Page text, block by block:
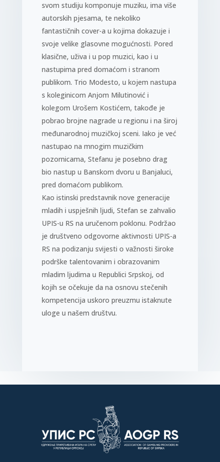
svom studiju komponuje muziku, ima više
autorskih pjesama, te nekoliko
fantastičnih cover-a u kojima dokazuje i
svoje velike glasovne mogućnosti. Pored
klasične, uživa i u pop muzici, kao i u
nastupima pred domaćom i stranom
publikom. Trio Modesto, u kojem nastupa
s koleginicom Anjom Milutinović i
kolegom Urošem Kostićem, takođe je
pobrao brojne nagrade u regionu i na široj
međunarodnoj muzičkoj sceni. Iako je već
nastupao na mnogim muzičkim
pozornicama, Stefanu je posebno drag
bio nastup u Banskom dvoru u Banjaluci,
pred domaćom publikom.
Kao istinski predstavnik nove generacije
mladih i uspješnih ljudi, Stefan se zahvalio
UPIS-u RS na uručenom poklonu. Podržao
je društveno odgovorne aktivnosti UPIS-a
RS na podizanju svijesti o važnosti široke
podrške talentovanim i obrazovanim
mladim ljudima u Republici Srpskoj, od
kojih se očekuje da na osnovu stečenih
kompetencija uskoro preuzmu istaknute
uloge u našem društvu.